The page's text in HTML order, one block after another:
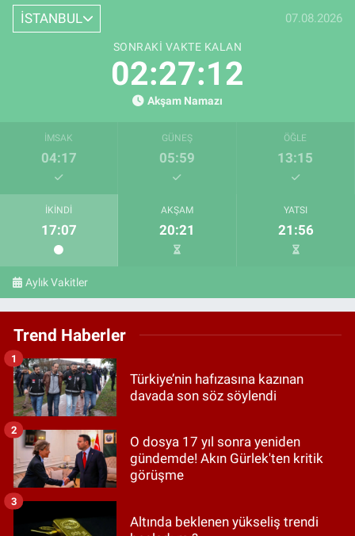
İSTANBUL 07.08.2026
SONRAKI VAKTE KALAN
02:27:11
Akşam Namazı
İMSAK
04:17
GÜNEŞ
05:59
ÖĞLE
13:15
İKINDI
17:07
AKŞAM
20:21
YATSI
21:56
Aylık Vakitler
Trend Haberler
Türkiye’nin hafızasına kazınan
davada son söz söylendi
1
O dosya 17 yıl sonra yeniden
gündemde! Akın Gürlek'ten kritik
görüşme
2
Altında beklenen yükseliş trendi
3